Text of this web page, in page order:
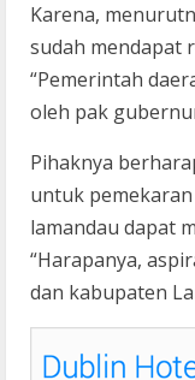
Karena,
sudah mendapat
“Pemerintah
oleh pak
Pihaknya
untuk
lamandau dapat
“Harapanya,
dan kabupaten